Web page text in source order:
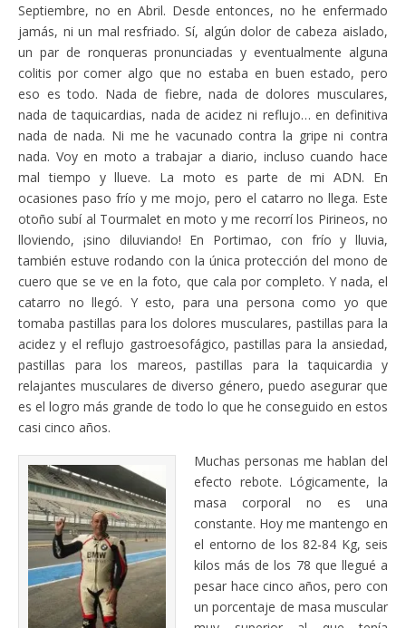
Septiembre, no en Abril. Desde entonces, no he enfermado
jamás, ni un mal resfriado. Sí, algún dolor de cabeza aislado,
un par de ronqueras pronunciadas y eventualmente alguna
colitis por comer algo que no estaba en buen estado, pero
eso es todo. Nada de fiebre, nada de dolores musculares,
nada de taquicardias, nada de acidez ni reflujo… en definitiva
nada de nada. Ni me he vacunado contra la gripe ni contra
nada. Voy en moto a trabajar a diario, incluso cuando hace
mal tiempo y llueve. La moto es parte de mi ADN. En
ocasiones paso frío y me mojo, pero el catarro no llega. Este
otoño subí al Tourmalet en moto y me recorrí los Pirineos, no
lloviendo, ¡sino diluviando! En Portimao, con frío y lluvia,
también estuve rodando con la única protección del mono de
cuero que se ve en la foto, que cala por completo. Y nada, el
catarro no llegó. Y esto, para una persona como yo que
tomaba pastillas para los dolores musculares, pastillas para la
acidez y el reflujo gastroesofágico, pastillas para la ansiedad,
pastillas para los mareos, pastillas para la taquicardia y
relajantes musculares de diverso género, puedo asegurar que
es el logro más grande de todo lo que he conseguido en estos
casi cinco años.
Muchas personas me hablan del
efecto rebote. Lógicamente, la
masa corporal no es una
constante. Hoy me mantengo en
el entorno de los 82-84 Kg, seis
kilos más de los 78 que llegué a
pesar hace cinco años, pero con
un porcentaje de masa muscular